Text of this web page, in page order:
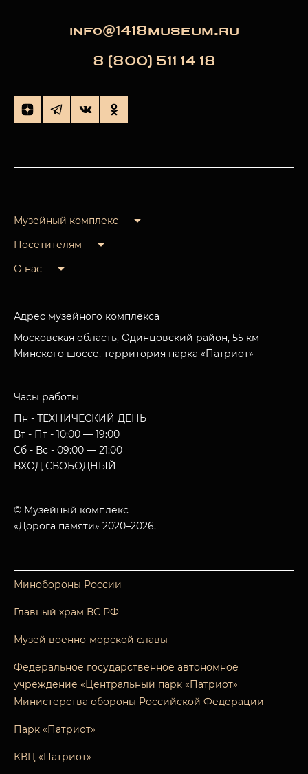
info@1418museum.ru
8 (800) 511 14 18
Музейный комплекс
Посетителям
О нас
Адрес музейного комплекса
Московская область, Одинцовский район, 55 км
Минского шоссе, территория парка «Патриот»
Часы работы
Пн - ТЕХНИЧЕСКИЙ ДЕНЬ
Вт - Пт - 10:00 — 19:00
Сб - Вс - 09:00 — 21:00
ВХОД СВОБОДНЫЙ
© Музейный комплекс
«Дорога памяти» 2020–2026.
Минобороны России
Главный храм ВС РФ
Музей военно-морской славы
Федеральное государственное автономное
учреждение «Центральный парк «Патриот»
Министерства обороны Российской Федерации
Парк «Патриот»
КВЦ «Патриот»